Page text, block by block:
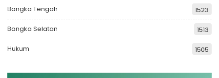
Bangka Tengah 1523
Bangka Selatan 1513
Hukum 1505